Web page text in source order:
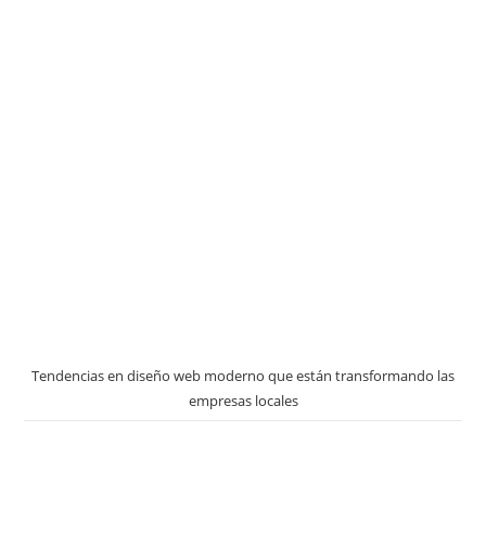
Tendencias en diseño web moderno que están transformando las
empresas locales